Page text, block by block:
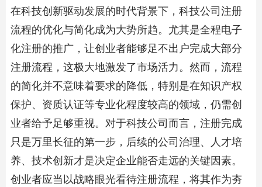
在科技创新驱动发展的时代背景下，科技公司注册
流程的优化与简化成为大势所趋。尤其是全程电子
化注册的推广，让创业者能够足不出户完成大部分
注册流程，这极大地激发了市场活力。然而，流程
的简化并不意味着要求的降低，特别是在知识产权
保护、资质认证等专业化程度较高的领域，仍需创
业者给予足够重视。对于科技公司而言，注册完成
只是万里长征的第一步，后续的公司治理、人才培
养、技术创新才是决定企业能否走远的关键因素。
创业者应当以战略眼光看待注册流程，将其作为夯